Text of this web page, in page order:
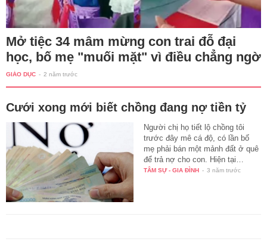
Mở tiệc 34 mâm mừng con trai đỗ đại
học, bố mẹ "muối mặt" vì điều chẳng ngờ
GIÁO DỤC - 2 năm trước
Cưới xong mới biết chồng đang nợ tiền tỷ
Người chị họ tiết lộ chồng tôi
trước đây mê cá độ, có lần bố
mẹ phải bán một mảnh đất ở quê
để trả nợ cho con. Hiện tại…
TÂM SỰ - GIA ĐÌNH - 3 năm trước